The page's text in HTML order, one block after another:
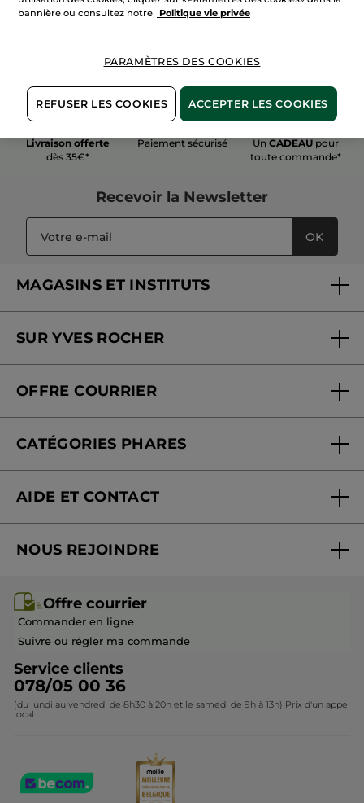
Livraison offerte
dès 35€*
Paiement sécurisé UnCADEAU pour
toute commande*
Recevoir la Newsletter
OK
MAGASINS ET INSTITUTS
Soins en institut
SUR YVES ROCHER
Nos engagements
Blog Act Beautiful
OFFRE COURRIER
CATÉGORIES PHARES
Promotions
Idées cadeaux
Collection de Noël
AIDE ET CONTACT
Mes cadeaux
Questions & Réponses
Contactez-nous
NOUS REJOINDRE
Devenir franchisé ou gérant
Offre courrier
Commander en ligne
Suivre ou régler ma commande
Service clients
078/05 00 36
(du lundi au vendredi de 8h30 à 20h et le samedi de 9h à 13h) Prix d'un appel
local
bannière ou consultez notre
Politique vie privée
PARAMÈTRES DES COOKIES
REFUSER LES COOKIES ACCEPTER LES COOKIES